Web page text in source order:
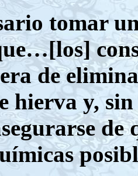
tomar
de
hierva y,
de